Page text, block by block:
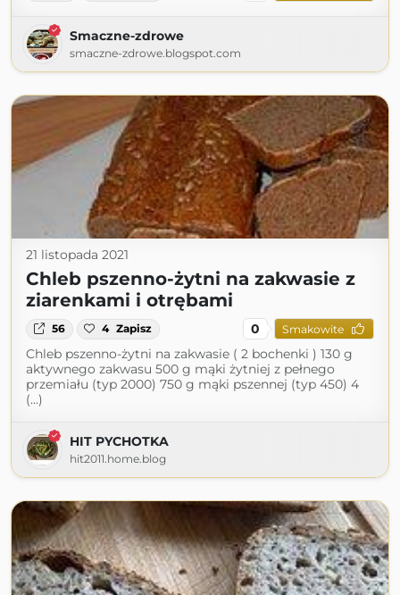
Smaczne-zdrowe
smaczne-zdrowe.blogspot.com
21 listopada 2021
Chleb pszenno-żytni na zakwasie z
ziarenkami i otrębami
56 4 Zapisz 0 Smakowite
Chleb pszenno-żytni na zakwasie ( 2 bochenki ) 130 g
aktywnego zakwasu 500 g mąki żytniej z pełnego
przemiału (typ 2000) 750 g mąki pszennej (typ 450) 4
(...)
HIT PYCHOTKA
hit2011.home.blog